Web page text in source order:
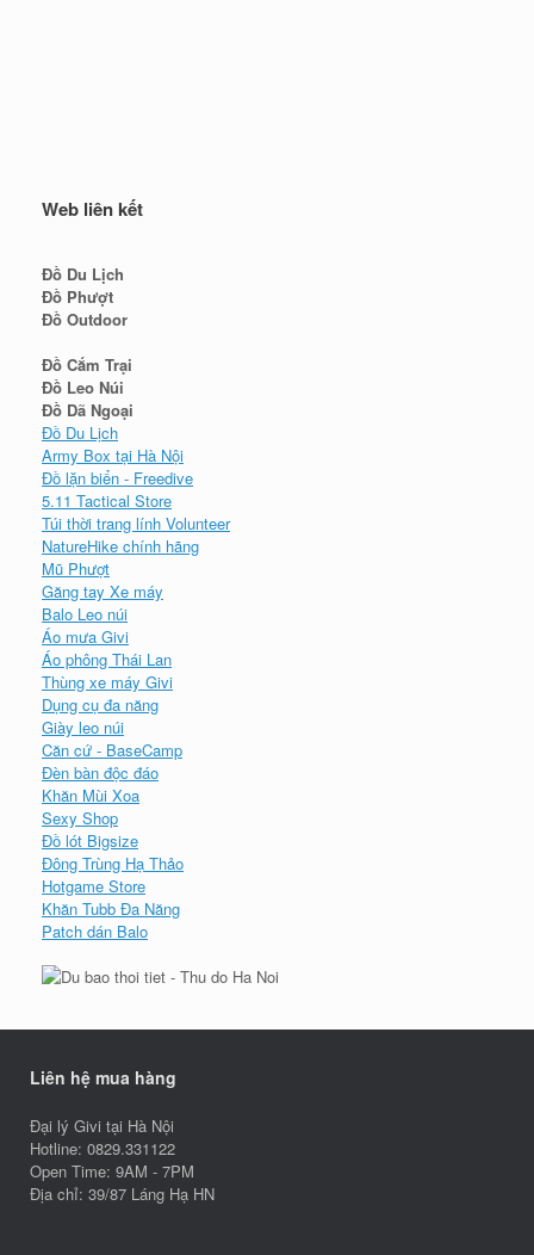
Web liên kết
Đồ Du Lịch
Đồ Phượt
Đồ Outdoor
Đồ Cắm Trại
Đồ Leo Núi
Đồ Dã Ngoại
Đồ Du Lịch
Army Box tại Hà Nội
Đồ lặn biển - Freedive
5.11 Tactical Store
Túi thời trang lính Volunteer
NatureHike chính hãng
Mũ Phượt
Găng tay Xe máy
Balo Leo núi
Áo mưa Givi
Áo phông Thái Lan
Thùng xe máy Givi
Dụng cụ đa năng
Giày leo núi
Căn cứ - BaseCamp
Đèn bàn độc đáo
Khăn Mùi Xoa
Sexy Shop
Đồ lót Bigsize
Đông Trùng Hạ Thảo
Hotgame Store
Khăn Tubb Đa Năng
Patch dán Balo
Liên hệ mua hàng
Đại lý Givi tại Hà Nội
Hotline: 0829.331122
Open Time: 9AM - 7PM
Địa chỉ: 39/87 Láng Hạ HN